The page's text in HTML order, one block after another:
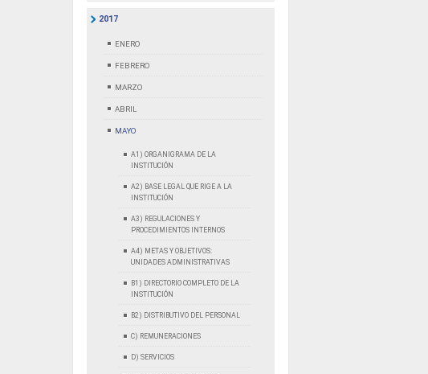
2017
ENERO
FEBRERO
MARZO
ABRIL
MAYO
A1) ORGANIGRAMA DE LA
INSTITUCIÓN
A2) BASE LEGAL QUE RIGE A LA
INSTITUCIÓN
A3) REGULACIONES Y
PROCEDIMIENTOS INTERNOS
A4) METAS Y OBJETIVOS:
UNIDADES ADMINISTRATIVAS
B1) DIRECTORIO COMPLETO DE LA
INSTITUCIÓN
B2) DISTRIBUTIVO DEL PERSONAL
C) REMUNERACIONES
D) SERVICIOS